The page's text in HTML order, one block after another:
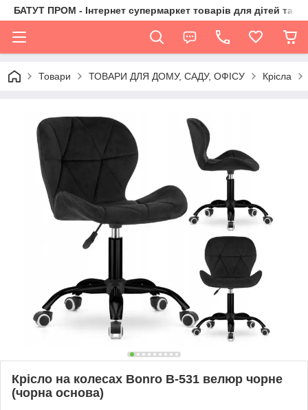
БАТУТ ПРОМ - Інтернет супермаркет товарів для дітей та їх
Товари ТОВАРИ ДЛЯ ДОМУ, САДУ, ОФІСУ Крісла
Крісло на колесах Bonro B-531 велюр чорне
(чорна основа)